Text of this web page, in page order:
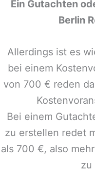
Ein Gutachten
Berlin
Allerdings ist es
bei einem
von 700 € reden
Bei einem
zu erstellen redet
als 700 €, also
zu